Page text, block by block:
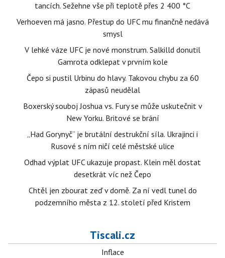
tancích. Sežehne vše při teplotě přes 2 400 °C
Verhoeven má jasno. Přestup do UFC mu finančně nedává
smysl
V lehké váze UFC je nové monstrum. Salkilld donutil
Gamrota odklepat v prvním kole
Čepo si pustil Urbinu do hlavy. Takovou chybu za 60
zápasů neudělal
Boxerský souboj Joshua vs. Fury se může uskutečnit v
New Yorku. Britové se brání
„Had Gorynyč“ je brutální destrukční síla. Ukrajinci i
Rusové s ním ničí celé městské ulice
Odhad výplat UFC ukazuje propast. Klein měl dostat
desetkrát víc než Čepo
Chtěl jen zbourat zeď v domě. Za ní vedl tunel do
podzemního města z 12. století před Kristem
Tiscali.cz
Inflace